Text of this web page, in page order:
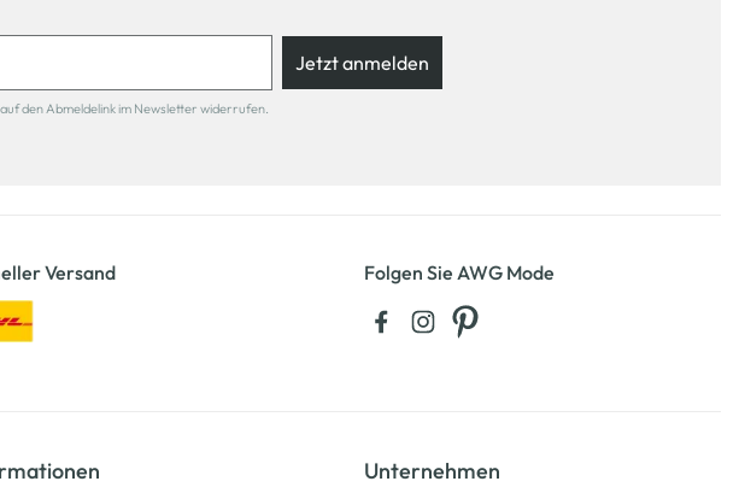
Jetzt anmelden
den Abmeldelink im Newsletter widerrufen.
Versand Folgen Sie AWG Mode
Unternehmen